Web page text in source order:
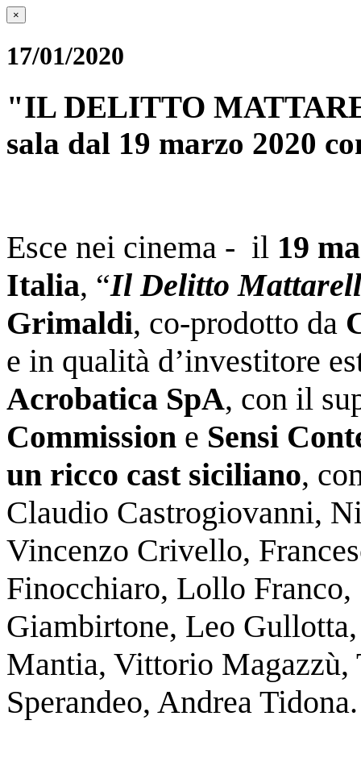
×
17/01/2020
"IL DELITTO
sala dal 19 marzo 2020
Esce nei cinema - il 19
Italia, “Il Delitto
Grimaldi, co-prodotto da
e in qualità d’investitore
Acrobatica SpA, con il
Commission e Sensi
un ricco cast siciliano,
Claudio Castrogiovanni,
Vincenzo Crivello,
Finocchiaro, Lollo
Giambirtone, Leo
Mantia, Vittorio Magazzù,
Sperandeo, Andrea Tidona.